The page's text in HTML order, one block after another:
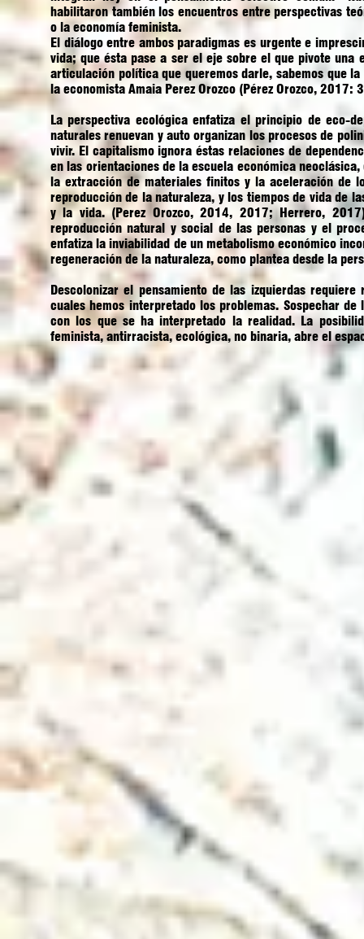
habilitaron también los encuentros entre perspectivas
o la economía feminista.
El diálogo entre ambos paradigmas es urgente e
vida; que ésta pase a ser el eje sobre el que pivote una
articulación política que queremos darle, sabemos que
la economista Amaia Perez Orozco (Pérez Orozco, 2017:
La perspectiva ecológica enfatiza el principio de eco-
naturales renuevan y auto organizan los procesos de
vivir. El capitalismo ignora éstas relaciones de
en las orientaciones de la escuela económica
la extracción de materiales finitos y la aceleración de
reproducción de la naturaleza, y los tiempos de vida de
y la vida. (Perez Orozco, 2014, 2017; Herrero,
reproducción natural y social de las personas y el
enfatiza la inviabilidad de un metabolismo económico
regeneración de la naturaleza, como plantea desde la
Descolonizar el pensamiento de las izquierdas
cuales hemos interpretado los problemas. Sospechar
con los que se ha interpretado la realidad. La
feminista, antirracista, ecológica, no binaria, abre el